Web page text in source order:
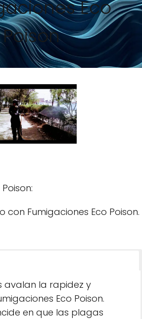
Eco
Poison
con Fumigaciones Eco Poison.
avalan la rapidez y
Eco Poison.
en que las plagas